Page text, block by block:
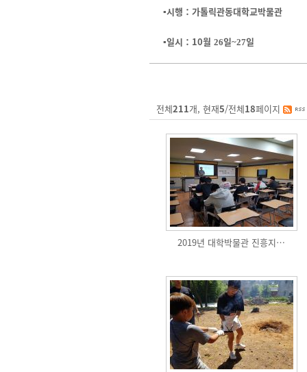
▪시행 ：가톨릭관동대학교박물관
▪일시 ：10월 26일~27일
전체211개, 현재5/전체18페이지
2019년 대학박물관 진흥지…